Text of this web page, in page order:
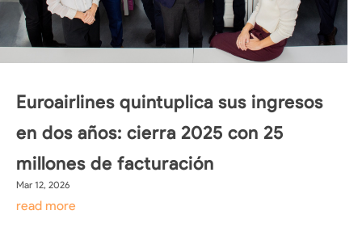
Euroairlines quintuplica sus ingresos
en dos años: cierra 2025 con 25
millones de facturación
Mar 12, 2026
read more